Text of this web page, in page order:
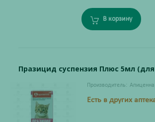
В корзину
Празицид суспензия Плюс 5мл
Производитель: Апиценна
Есть в других